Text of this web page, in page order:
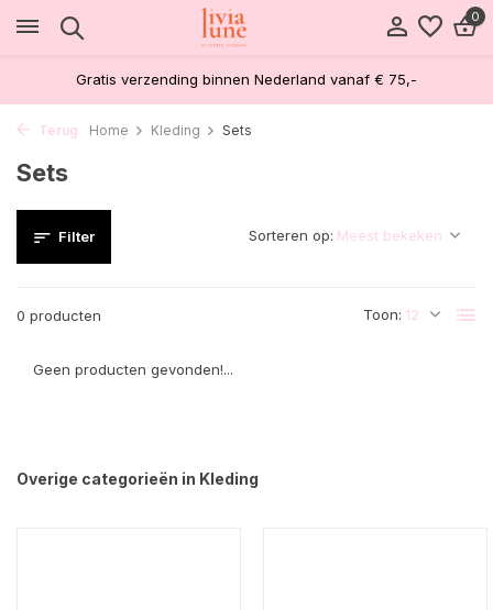
0
Gratis verzending binnen Nederland vanaf € 75,-
Terug Home Kleding Sets
Sets
Filter
0 producten Toon:
Sorteren op:
Geen producten gevonden!...
Overige categorieën in Kleding